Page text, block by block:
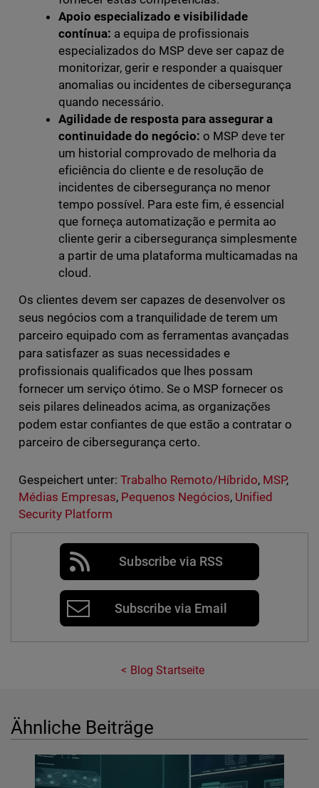
Apoio especializado e visibilidade
contínua: a equipa de profissionais
especializados do MSP deve ser capaz de
monitorizar, gerir e responder a quaisquer
anomalias ou incidentes de cibersegurança
quando necessário.
Agilidade de resposta para assegurar a
continuidade do negócio: o MSP deve ter
um historial comprovado de melhoria da
eficiência do cliente e de resolução de
incidentes de cibersegurança no menor
tempo possível. Para este fim, é essencial
que forneça automatização e permita ao
cliente gerir a cibersegurança simplesmente
a partir de uma plataforma multicamadas na
cloud.
Os clientes devem ser capazes de desenvolver os
seus negócios com a tranquilidade de terem um
parceiro equipado com as ferramentas avançadas
para satisfazer as suas necessidades e
profissionais qualificados que lhes possam
fornecer um serviço ótimo. Se o MSP fornecer os
seis pilares delineados acima, as organizações
podem estar confiantes de que estão a contratar o
parceiro de cibersegurança certo.
Gespeichert unter: Trabalho Remoto/Híbrido, MSP,
Médias Empresas, Pequenos Negócios, Unified
Security Platform
Subscribe via RSS
Subscribe via Email
Blog Startseite
Ähnliche Beiträge